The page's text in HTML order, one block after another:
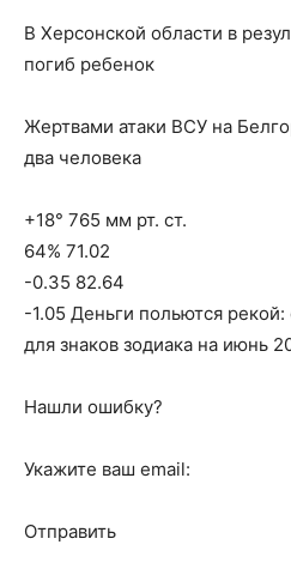
В Херсонской области в
погиб ребенок
Жертвами атаки ВСУ на
два человека
+18° 765 мм рт. ст.
64% 71.02
-0.35 82.64
-1.05 Деньги польются
для знаков зодиака на июнь
Нашли ошибку?
Укажите ваш email:
Отправить